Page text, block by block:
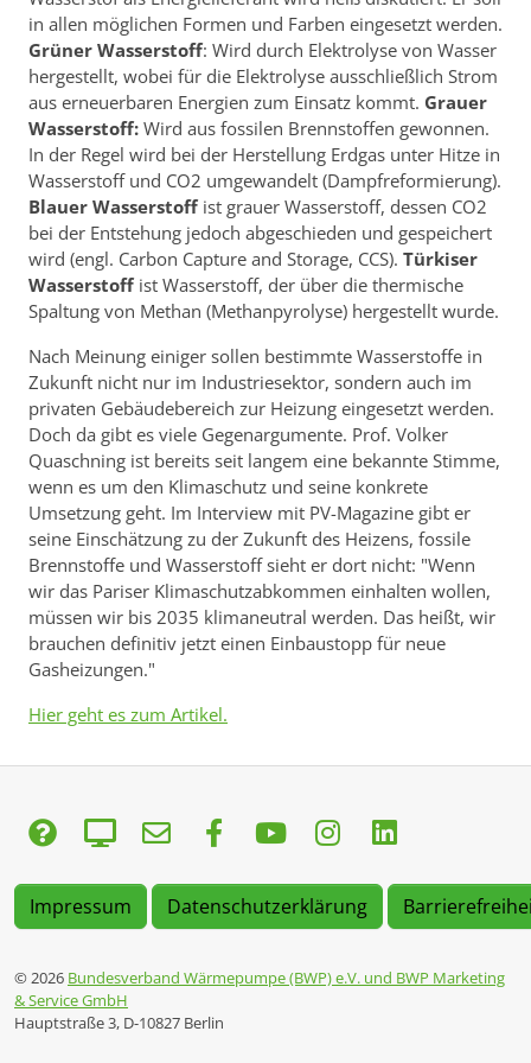
in allen möglichen Formen und Farben eingesetzt werden.
Grüner Wasserstoff: Wird durch Elektrolyse von Wasser
hergestellt, wobei für die Elektrolyse ausschließlich Strom
aus erneuerbaren Energien zum Einsatz kommt. Grauer
Wasserstoff: Wird aus fossilen Brennstoffen gewonnen.
In der Regel wird bei der Herstellung Erdgas unter Hitze in
Wasserstoff und CO2 umgewandelt (Dampfreformierung).
Blauer Wasserstoffist grauer Wasserstoff, dessen CO2
bei der Entstehung jedoch abgeschieden und gespeichert
wird (engl. Carbon Capture and Storage, CCS). Türkiser
Wasserstoffist Wasserstoff, der über die thermische
Spaltung von Methan (Methanpyrolyse) hergestellt wurde.
Nach Meinung einiger sollen bestimmte Wasserstoffe in
Zukunft nicht nur im Industriesektor, sondern auch im
privaten Gebäudebereich zur Heizung eingesetzt werden.
Doch da gibt es viele Gegenargumente. Prof. Volker
Quaschning ist bereits seit langem eine bekannte Stimme,
wenn es um den Klimaschutz und seine konkrete
Umsetzung geht. Im Interview mit PV-Magazine gibt er
seine Einschätzung zu der Zukunft des Heizens, fossile
Brennstoffe und Wasserstoff sieht er dort nicht: "Wenn
wir das Pariser Klimaschutzabkommen einhalten wollen,
müssen wir bis 2035 klima­neutral werden. Das heißt, wir
brauchen definitiv jetzt einen Einbaustopp für neue
Gasheizungen."
Hier geht es zum Artikel.
Impressum Datenschutzerklärung
© 2026 Bundesverband Wärmepumpe (BWP) e.V. und BWP Marketing
& Service GmbH
Hauptstraße 3, D-10827 Berlin